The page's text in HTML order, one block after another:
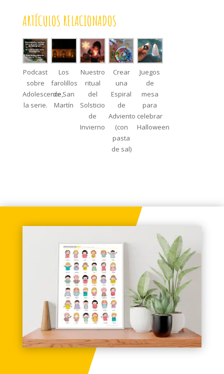
ARTÍCULOS RELACIONADOS
Podcast
sobre
Adolescence,
la serie.
Los
farolillos
de San
Martín
Nuestro
ritual
del
Solsticio
de
Invierno
Crear
una
Espiral
de
Adviento
(con
pasta
de sal)
Juegos
de
mesa
para
celebrar
Halloween